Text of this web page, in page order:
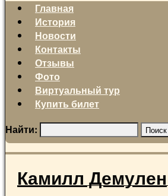
Главная
История
Новости
Контакты
Отзывы
Фото
Виртуальный тур
Купить билет
Найти:
Камилл Демулен